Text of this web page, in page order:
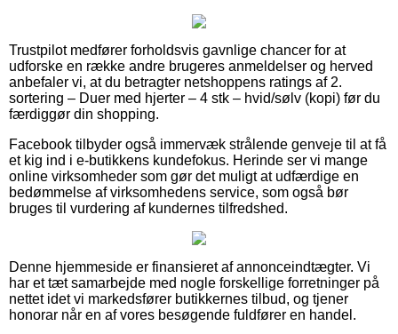
Trustpilot medfører forholdsvis gavnlige chancer for at
udforske en række andre brugeres anmeldelser og herved
anbefaler vi, at du betragter netshoppens ratings af 2.
sortering – Duer med hjerter – 4 stk – hvid/sølv (kopi) før du
færdiggør din shopping.
Facebook tilbyder også immervæk strålende genveje til at få
et kig ind i e-butikkens kundefokus. Herinde ser vi mange
online virksomheder som gør det muligt at udfærdige en
bedømmelse af virksomhedens service, som også bør
bruges til vurdering af kundernes tilfredshed.
Denne hjemmeside er finansieret af annonceindtægter. Vi
har et tæt samarbejde med nogle forskellige forretninger på
nettet idet vi markedsfører butikkernes tilbud, og tjener
honorar når en af vores besøgende fuldfører en handel.